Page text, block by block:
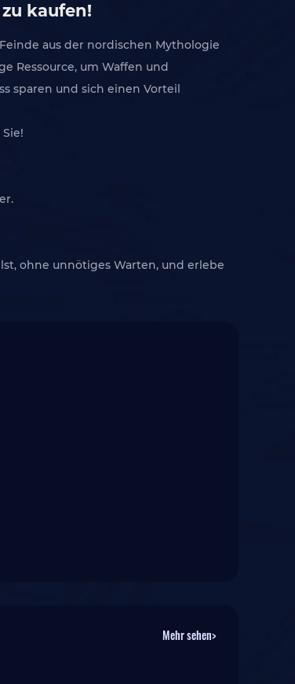
kaufen!
aus der nordischen Mythologie
Ressource, um Waffen und
sparen und sich einen Vorteil
ohne unnötiges Warten, und erlebe
Mehr sehen>